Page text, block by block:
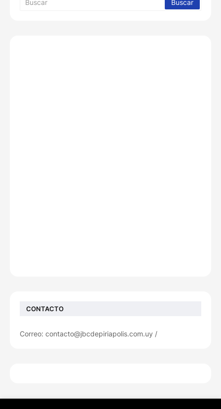
CONTACTO
Correo: contacto@jbcdepiriapolis.com.uy /